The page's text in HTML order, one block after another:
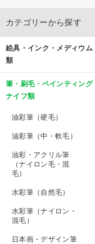
カテゴリーから探す
絵具・インク・メディウム
類
筆・刷毛・ペインティング
ナイフ類
油彩筆（硬毛）
油彩筆（中・軟毛）
油彩・アクリル筆
（ナイロン毛・混
毛）
水彩筆（自然毛）
水彩筆（ナイロン・
混毛）
日本画・デザイン筆